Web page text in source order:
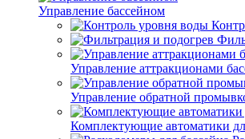
Управление бассейном
Управление аттракционами
Управление обратной
Комплектующие автоматики